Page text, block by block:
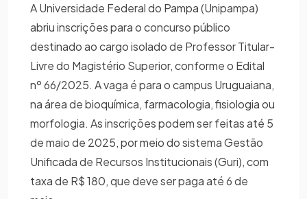
A Universidade Federal do Pampa (Unipampa)
abriu inscrições para o concurso público
destinado ao cargo isolado de Professor Titular-
Livre do Magistério Superior, conforme o Edital
nº 66/2025. A vaga é para o campus Uruguaiana,
na área de bioquímica, farmacologia, fisiologia ou
morfologia. As inscrições podem ser feitas até 5
de maio de 2025, por meio do sistema Gestão
Unificada de Recursos Institucionais (Guri), com
taxa de R$ 180, que deve ser paga até 6 de